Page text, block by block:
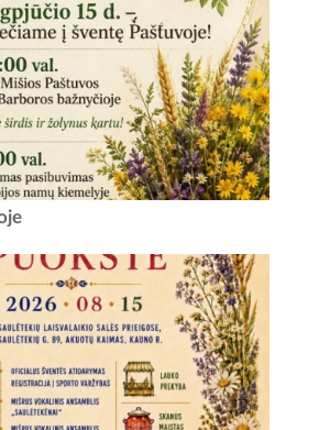
vyks Tado...
Data: rugpjūčio 15 d. Laikas: 13
-...